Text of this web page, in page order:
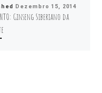
Dezembro 15, 2014
Ginseng Siberiano da